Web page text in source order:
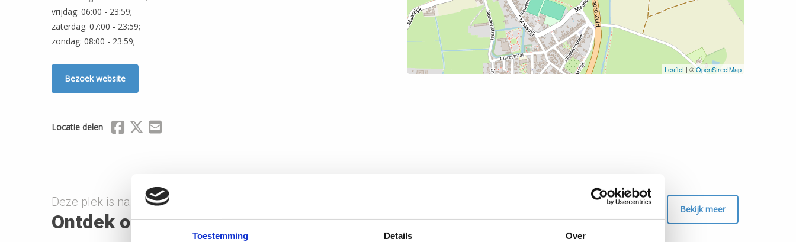
Toestemming Details Over
vrijdag: 06:00 - 23:59;
zaterdag: 07:00 - 23:59;
zondag: 08:00 - 23:59;
Bezoek website
Locatie delen Delen via Facebook
Delen via X (Twitter)
Delen via Mail
Leaflet | ©OpenStreetMap
Deze plek is nabij onderstaande route(s)
Ontdek onderweg
Bekijk meer